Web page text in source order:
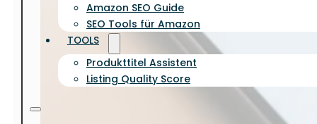
Amazon SEO Guide
SEO Tools für Amazon
TOOLS
Produkttitel Assistent
Listing Quality Score